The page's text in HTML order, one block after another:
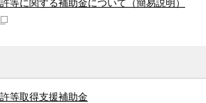
等に関する補助金について（簡易説明）
等取得支援補助金